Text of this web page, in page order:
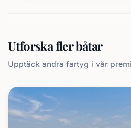
Utforska fler båtar
Upptäck andra fartyg i vår